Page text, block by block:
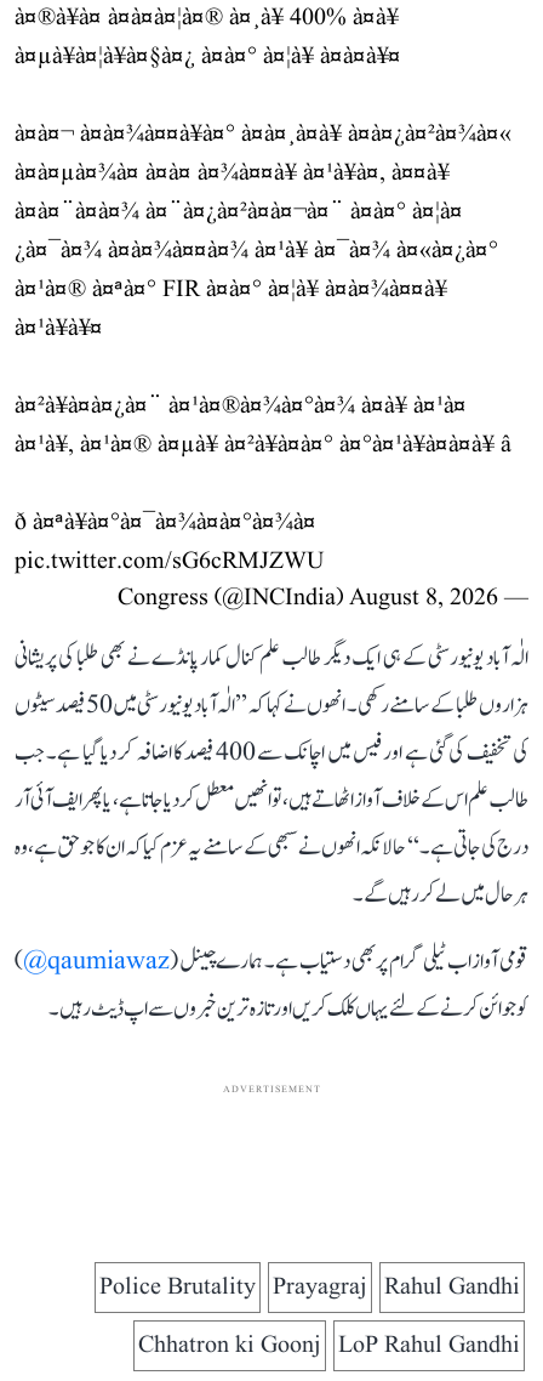
à¤®à¥à¤ à¤à¤à¤¦à¤® à¤¸à¥ 400% à¤à¥
à¤µà¥à¤¦à¥à¤§à¤¿ à¤à¤° à¤¦à¥ à¤à¤à¥¤
à¤à¤¬ à¤à¤¾à¤¤à¥à¤° à¤à¤¸à¤à¥ à¤à¤¿à¤²à¤¾à¤«
à¤à¤µà¤¾à¤ à¤à¤ à¤¾à¤¤à¥ à¤¹à¥à¤, à¤¤à¥
à¤à¤¨à¤à¤¾ à¤¨à¤¿à¤²à¤à¤¬à¤¨ à¤à¤° à¤¦à¤
¿à¤¯à¤¾ à¤à¤¾à¤¤à¤¾ à¤¹à¥ à¤¯à¤¾ à¤«à¤¿à¤°
à¤¹à¤® à¤ªà¤° FIR à¤à¤° à¤¦à¥ à¤à¤¾à¤¤à¥
à¤¹à¥à¥¤
à¤²à¥à¤à¤¿à¤¨ à¤¹à¤®à¤¾à¤°à¤¾ à¤à¥ à¤¹à¤
à¤¹à¥, à¤¹à¤® à¤µà¥ à¤²à¥à¤à¤° à¤°à¤¹à¥à¤à¤à¥ â
ð à¤ªà¥à¤°à¤¯à¤¾à¤à¤°à¤¾à¤
pic.twitter.com/sG6cRMJZWU
— Congress (@INCIndia)
August 8, 2026
الٰہ آباد یونیورسٹی کے ہی ایک دیگر طالب علم کنال کمار پانڈے نے بھی طلبا کی پریشانی
ہزاروں طلبا کے سامنے رکھی۔ انھوں نے کہا کہ ’’الٰہ آباد یونیورسٹی میں 50 فیصد سیٹوں
کی تخفیف کی گئی ہے اور فیس میں اچانک سے 400 فیصد کا اضافہ کر دیا گیا ہے۔ جب
طالب علم اس کے خلاف آواز اٹھاتے ہیں، تو انھیں معطل کر دیا جاتا ہے، یا پھر ایف آئی آر
درج کی جاتی ہے۔‘‘ حالانکہ انھوں نے سبھی کے سامنے یہ عزم کیا کہ ان کا جو حق ہے، وہ
ہر حال میں لے کر رہیں گے۔
قومی آواز اب ٹیلی گرام پر بھی دستیاب ہے۔ ہمارے چینل (qaumiawaz@
)
کو جوائن کرنے کے لئے یہاں کلک کریں اور تازہ ترین خبروں سے اپ ڈیٹ رہیں۔
ADVERTISEMENT
Rahul Gandhi
Prayagraj
Police Brutality
LoP Rahul Gandhi
Chhatron ki Goonj